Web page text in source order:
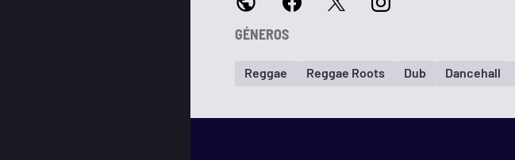
GÉNEROS
Reggae Reggae Roots Dub Dancehall